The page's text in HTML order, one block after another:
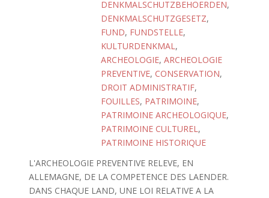
DENKMALSCHUTZBEHOERDEN,
DENKMALSCHUTZGESETZ,
FUND, FUNDSTELLE,
KULTURDENKMAL,
ARCHEOLOGIE, ARCHEOLOGIE
PREVENTIVE, CONSERVATION,
DROIT ADMINISTRATIF,
FOUILLES, PATRIMOINE,
PATRIMOINE ARCHEOLOGIQUE,
PATRIMOINE CULTUREL,
PATRIMOINE HISTORIQUE
L'ARCHEOLOGIE PREVENTIVE RELEVE, EN
ALLEMAGNE, DE LA COMPETENCE DES LAENDER.
DANS CHAQUE LAND, UNE LOI RELATIVE A LA